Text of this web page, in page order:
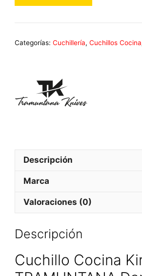
TRAMUNTANA
Damasco
cantidad
Categorías: Cuchillería, Cuchillos Cocina
Descripción
Marca
Valoraciones (0)
Descripción
Cuchillo Cocina